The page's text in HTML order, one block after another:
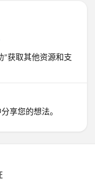
”获取其他资源和支
享您的想法。